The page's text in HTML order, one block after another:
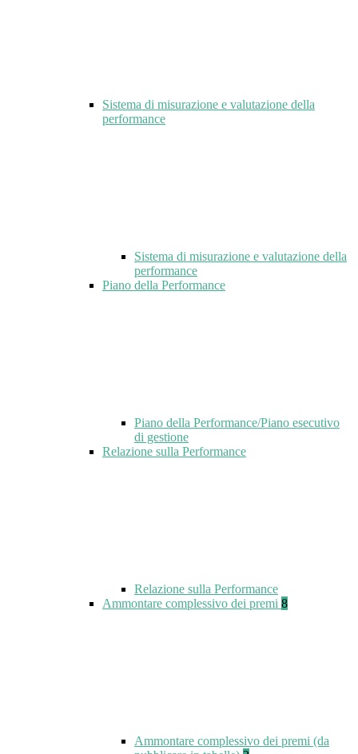
Sistema di misurazione e valutazione della
performance
Sistema di misurazione e valutazione della
performance
Piano della Performance
Piano della Performance/Piano esecutivo
di gestione
Relazione sulla Performance
Relazione sulla Performance
Ammontare complessivo dei premi 8
Ammontare complessivo dei premi (da